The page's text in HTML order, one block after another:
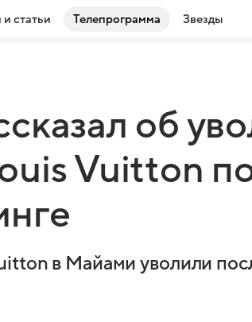
статьи Телепрограмма Звезды
об
Vuitton
в Майами уволили